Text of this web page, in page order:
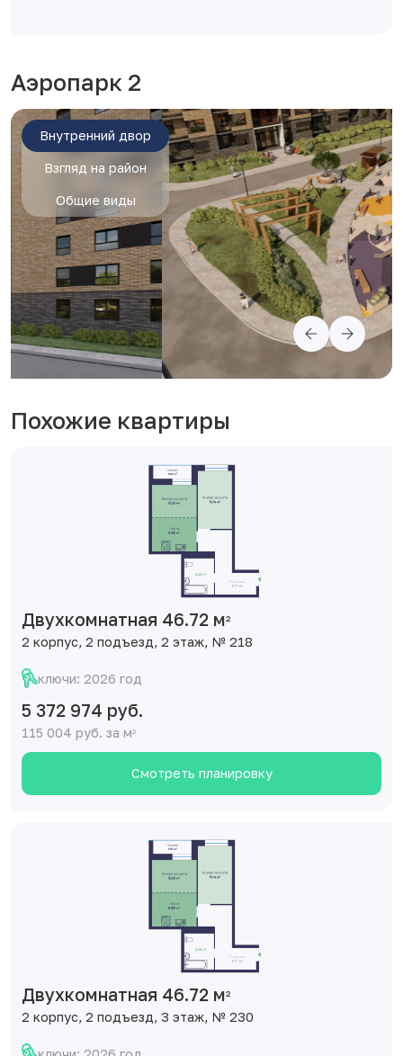
Аэропарк 2
Внутренний двор
Взгляд на район
Общие виды
Похожие квартиры
Двухкомнатная 46.72 м2
2 корпус, 2 подъезд, 2 этаж, № 218
ключи: 2026 год
5 372 974 руб.
115 004 руб. за м2
Смотреть планировку
Двухкомнатная 46.72 м2
2 корпус, 2 подъезд, 3 этаж, № 230